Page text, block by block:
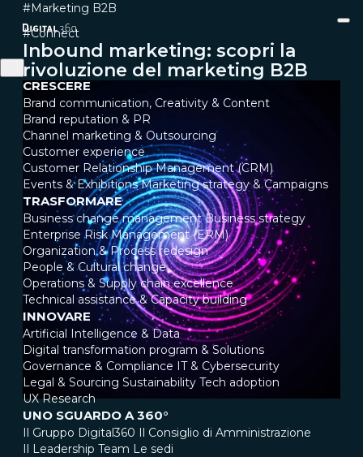
CRESCERE
Brand communication, Creativity & Content
Brand reputation & PR
Channel marketing & Outsourcing
Customer experience
Customer Relationship Management (CRM)
Events & Exhibitions Marketing strategy & Campaigns
TRASFORMARE
Business change management Business strategy
Enterprise Risk Management (ERM)
Organization & Process redesign
People & Cultural change
Operations & Supply chain excellence
Technical assistance & Capacity building
INNOVARE
Artificial Intelligence & Data
Digital transformation program & Solutions
Governance & Compliance IT & Cybersecurity
Legal & Sourcing Sustainability Tech adoption
UX Research
UNO SGUARDO A 360°
Il Gruppo Digital360 Il Consiglio di Amministrazione
Il Leadership Team Le sedi
#Marketing B2B
#Connect
Inbound marketing: scopri la
rivoluzione del marketing B2B